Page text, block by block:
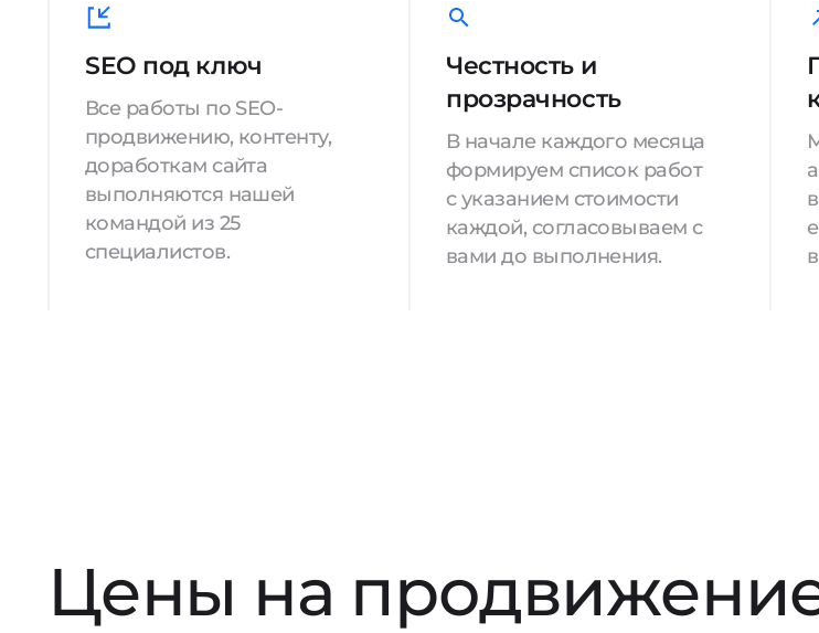
SEO под ключ
Все работы по SEO-
продвижению, контенту,
доработкам сайта
выполняются нашей
командой из 25
специалистов.
Честность и
прозрачность
В начале каждого месяца
формируем список работ
с указанием стоимости
каждой, согласовываем с
вами до выполнения.
Цены на продвижение